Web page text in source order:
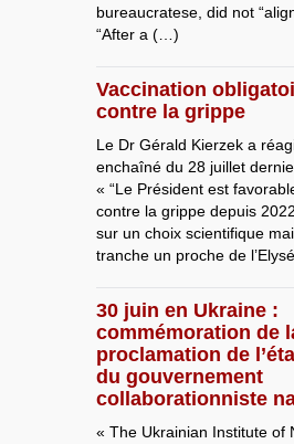
bureaucratese, did not
“After a (…)
Vaccination
contre la grippe
Le Dr Gérald Kierzek a
enchaîné du 28 juillet
« “Le Président est
contre la grippe depuis
sur un choix scientifique
tranche un proche de
30 juin en Ukraine :
commémoration de
proclamation de
du gouvernement
collaborationniste
« The Ukrainian Institute of